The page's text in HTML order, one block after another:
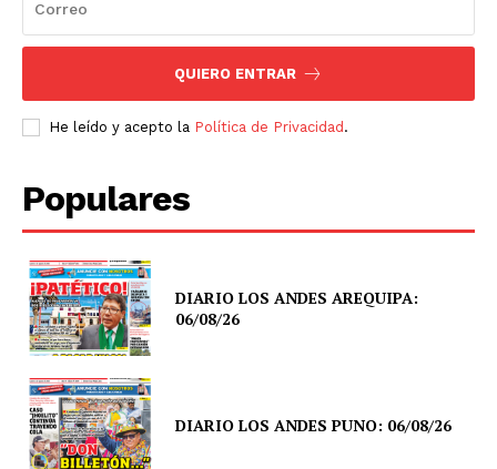
QUIERO ENTRAR
He leído y acepto la Política de Privacidad .
Populares
DIARIO LOS ANDES AREQUIPA:
06/08/26
DIARIO LOS ANDES PUNO: 06/08/26